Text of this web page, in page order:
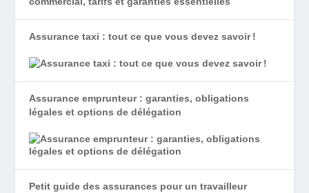
Assurance taxi : tout ce que vous devez savoir !
Assurance emprunteur : garanties, obligations
légales et options de délégation
Petit guide des assurances pour un travailleur